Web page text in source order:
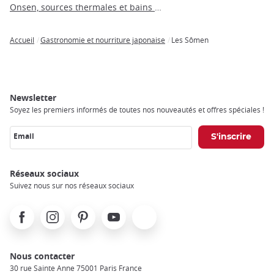
Onsen, sources thermales et bains publics
Accueil Gastronomie et nourriture japonaise Les Sômen
Newsletter
Soyez les premiers informés de toutes nos nouveautés et offres spéciales !
Email
Réseaux sociaux
Suivez nous sur nos réseaux sociaux
FacebookInstagramPinterest Youtube
Nous contacter
30 rue Sainte Anne 75001 Paris France